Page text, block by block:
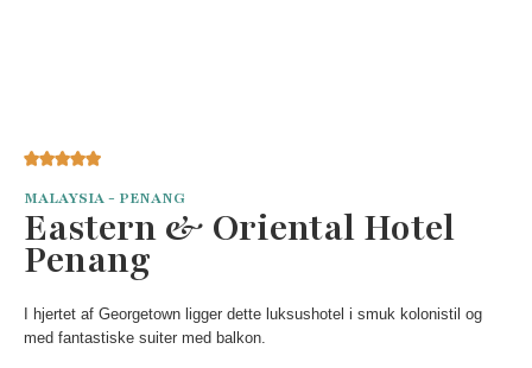
MALAYSIA - PENANG
Eastern & Oriental Hotel
Penang
I hjertet af Georgetown ligger dette luksushotel i smuk kolonistil og
med fantastiske suiter med balkon.